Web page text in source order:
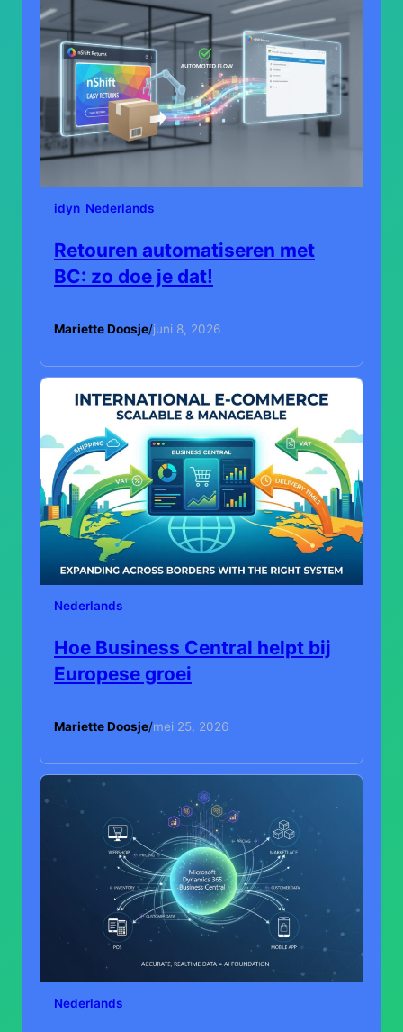
idyn Nederlands
Retouren automatiseren met
BC: zo doe je dat!
Mariette Doosje/juni 8, 2026
Nederlands
Hoe Business Central helpt bij
Europese groei
Mariette Doosje/mei 25, 2026
Nederlands